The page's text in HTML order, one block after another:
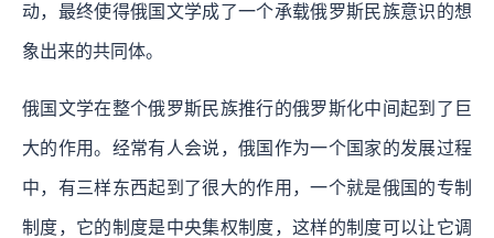
动，最终使得俄国文学成了一个承载俄罗斯民族意识的想
象出来的共同体。
俄国文学在整个俄罗斯民族推行的俄罗斯化中间起到了巨
大的作用。经常有人会说，俄国作为一个国家的发展过程
中，有三样东西起到了很大的作用，一个就是俄国的专制
制度，它的制度是中央集权制度，这样的制度可以让它调